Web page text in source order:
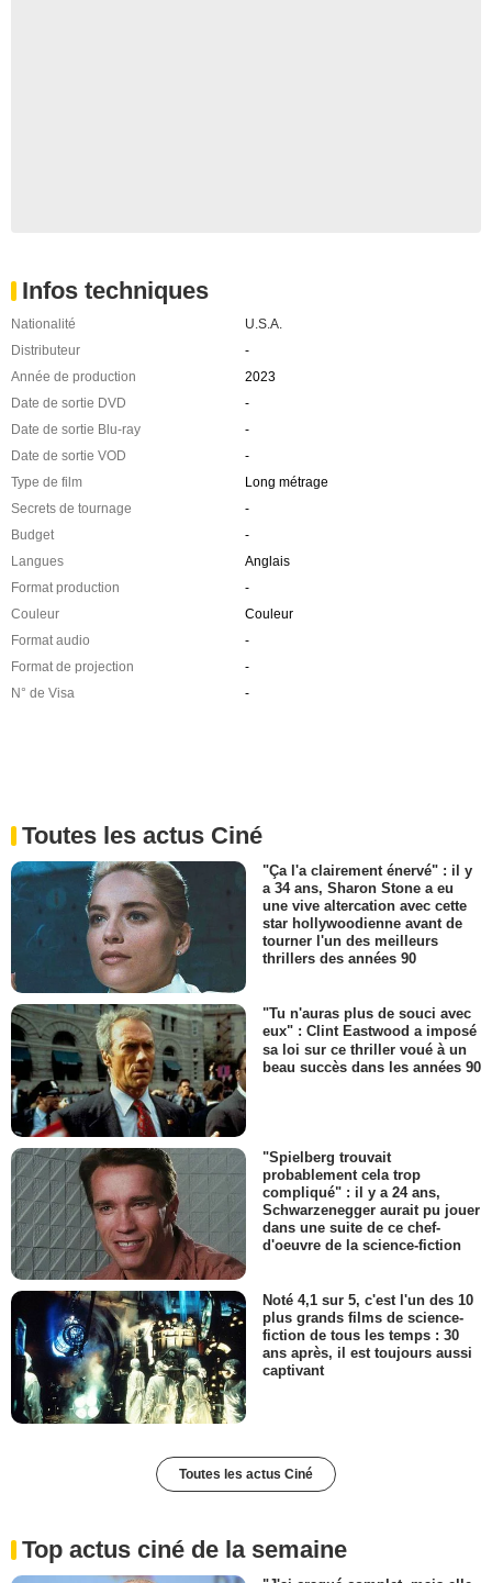
Infos techniques
Nationalité
U.S.A.
Distributeur
-
Année de production
2023
Date de sortie DVD
-
Date de sortie Blu-ray
-
Date de sortie VOD
-
Type de film
Long métrage
Secrets de tournage
-
Budget
-
Langues
Anglais
Format production
-
Couleur
Couleur
Format audio
-
Format de projection
-
N° de Visa
-
Toutes les actus Ciné
"Ça l'a clairement énervé" : il y
a 34 ans, Sharon Stone a eu
une vive altercation avec cette
star hollywoodienne avant de
tourner l'un des meilleurs
thrillers des années 90
"Tu n'auras plus de souci avec
eux" : Clint Eastwood a imposé
sa loi sur ce thriller voué à un
beau succès dans les années 90
"Spielberg trouvait
probablement cela trop
compliqué" : il y a 24 ans,
Schwarzenegger aurait pu jouer
dans une suite de ce chef-
d'oeuvre de la science-fiction
Noté 4,1 sur 5, c'est l'un des 10
plus grands films de science-
fiction de tous les temps : 30
ans après, il est toujours aussi
captivant
Toutes les actus Ciné
Top actus ciné de la semaine